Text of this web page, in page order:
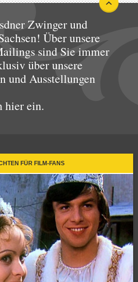
Zwinger und
Über unsere
sind Sie immer
über unsere
und Ausstellungen
hier ein.
FÜR FILM-FANS